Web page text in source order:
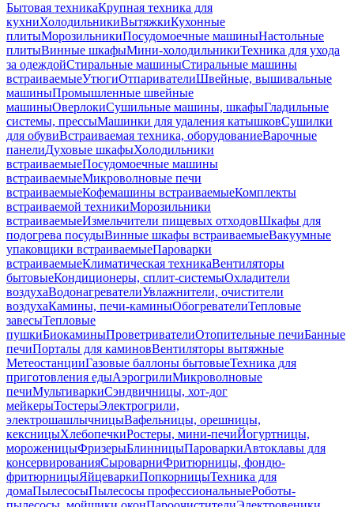
Бытовая техникаКрупная техника для
кухниХолодильникиВытяжкиКухонные
плитыМорозильникиПосудомоечные машиныНастольные
плитыВинные шкафыМини-холодильникиТехника для ухода
за одеждойСтиральные машиныСтиральные машины
встраиваемыеУтюгиОтпаривателиШвейные, вышивальные
машиныПромышленные швейные
машиныОверлокиСушильные машины, шкафыГладильные
системы, прессыМашинки для удаления катышковСушилки
для обувиВстраиваемая техника, оборудованиеВарочные
панелиДуховые шкафыХолодильники
встраиваемыеПосудомоечные машины
встраиваемыеМикроволновые печи
встраиваемыеКофемашины встраиваемыеКомплекты
встраиваемой техникиМорозильники
встраиваемыеИзмельчители пищевых отходовШкафы для
подогрева посудыВинные шкафы встраиваемыеВакуумные
упаковщики встраиваемыеПароварки
встраиваемыеКлиматическая техникаВентиляторы
бытовыеКондиционеры, сплит-системыОхладители
воздухаВодонагревателиУвлажнители, очистители
воздухаКамины, печи-каминыОбогревателиТепловые
завесыТепловые
пушкиБиокаминыПроветривателиОтопительные печиБанные
печиПорталы для каминовВентиляторы вытяжные
МетеостанцииГазовые баллоны бытовыеТехника для
приготовления едыАэрогрилиМикроволновые
печиМультиваркиСэндвичницы, хот-дог
мейкерыТостерыЭлектрогрили,
электрошашлычницыВафельницы, орешницы,
кексницыХлебопечкиРостеры, мини-печиЙогуртницы,
мороженицыФризерыБлинницыПароваркиАвтоклавы для
консервированияСыроварниФритюрницы, фондю-
фритюрницыЯйцеваркиПопкорницыТехника для
домаПылесосыПылесосы профессиональныеРоботы-